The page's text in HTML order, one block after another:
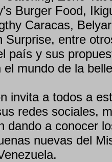
Burger Food,
Caracas,
Surprise, entre
país y sus
el mundo de la
invita a todos a
redes sociales,
dando a conocer
nuevas del